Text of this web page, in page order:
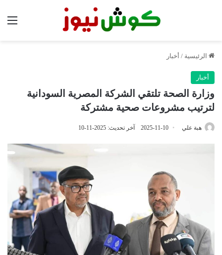
الرئيسية / أخبار
أخبار
وزارة الصحة تلتقي الشركة المصرية السودانية
لترتيب مشروعات صحية مشتركة
هبة علي 2025-11-10 آخر تحديث: 2025-11-10